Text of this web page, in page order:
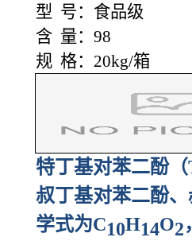
型 号：食品级
含 量：98
规 格：20kg/箱
特丁基对苯二酚
叔丁基对苯二酚
学式为C10H14O2